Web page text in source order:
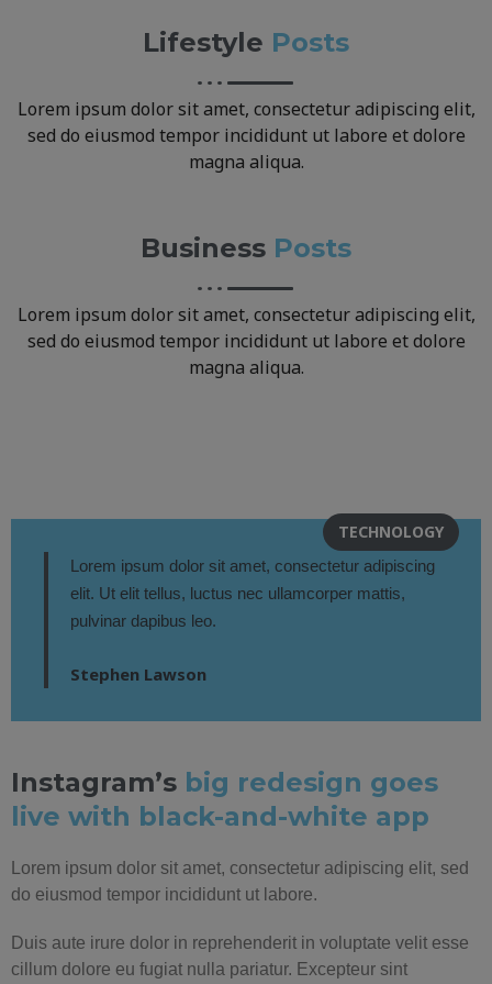
Lifestyle Posts
Lorem ipsum dolor sit amet, consectetur adipiscing elit,
sed do eiusmod tempor incididunt ut labore et dolore
magna aliqua.
Business Posts
Lorem ipsum dolor sit amet, consectetur adipiscing elit,
sed do eiusmod tempor incididunt ut labore et dolore
magna aliqua.
TECHNOLOGY
Lorem ipsum dolor sit amet, consectetur adipiscing
elit. Ut elit tellus, luctus nec ullamcorper mattis,
pulvinar dapibus leo.
Stephen Lawson
Instagram’s big redesign goes
live with black-and-white app
Lorem ipsum dolor sit amet, consectetur adipiscing elit, sed
do eiusmod tempor incididunt ut labore.
Duis aute irure dolor in reprehenderit in voluptate velit esse
cillum dolore eu fugiat nulla pariatur. Excepteur sint